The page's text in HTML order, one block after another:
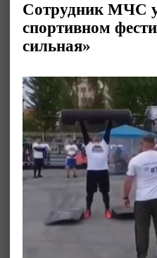
Сотрудник МЧС
спортивном
сильная»